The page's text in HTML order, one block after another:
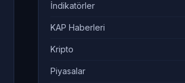
İndikatörler
KAP Haberleri
Kripto
Piyasalar